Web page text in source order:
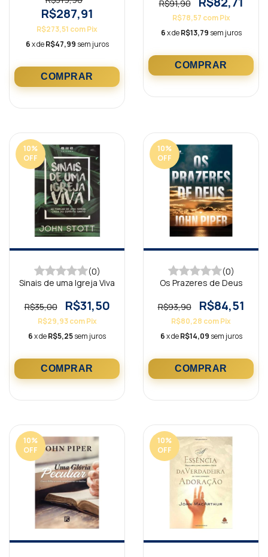
R$287,91
R$273,51 comPix
6x deR$47,99 sem juros
R$91,90
R$78,57 com Pix
6x deR$13,79 sem juros
10%
OFF
(0)
Sinais de uma Igreja Viva
R$35,00 R$31,50
R$29,93com Pix
6x deR$5,25sem juros
10%
OFF
(0)
Os Prazeres de Deus
R$93,90 R$84,51
R$80,28 comPix
6x deR$14,09 sem juros
10%
OFF
10%
OFF